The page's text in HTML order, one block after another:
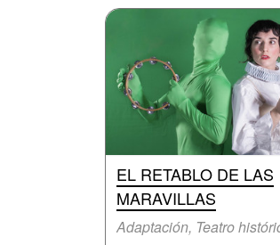
EL RETABLO DE LAS
MARAVILLAS
Adaptación, Teatro